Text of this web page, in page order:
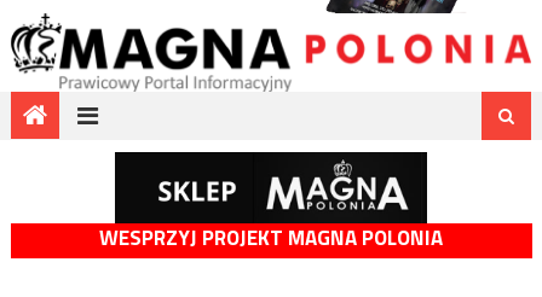
WESPRZYJ PROJEKT MAGNA POLONIA